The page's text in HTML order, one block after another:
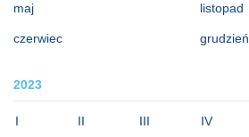
maj
czerwiec
listopad
grudzień
2023
I II III IV